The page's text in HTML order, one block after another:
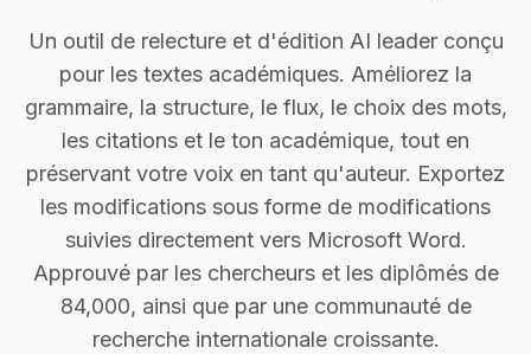
Un outil de relecture et d'édition AI leader conçu
pour les textes académiques. Améliorez la
grammaire, la structure, le flux, le choix des mots,
les citations et le ton académique, tout en
préservant votre voix en tant qu'auteur. Exportez
les modifications sous forme de modifications
suivies directement vers Microsoft Word.
Approuvé par les chercheurs et les diplômés de
84,000, ainsi que par une communauté de
recherche internationale croissante.